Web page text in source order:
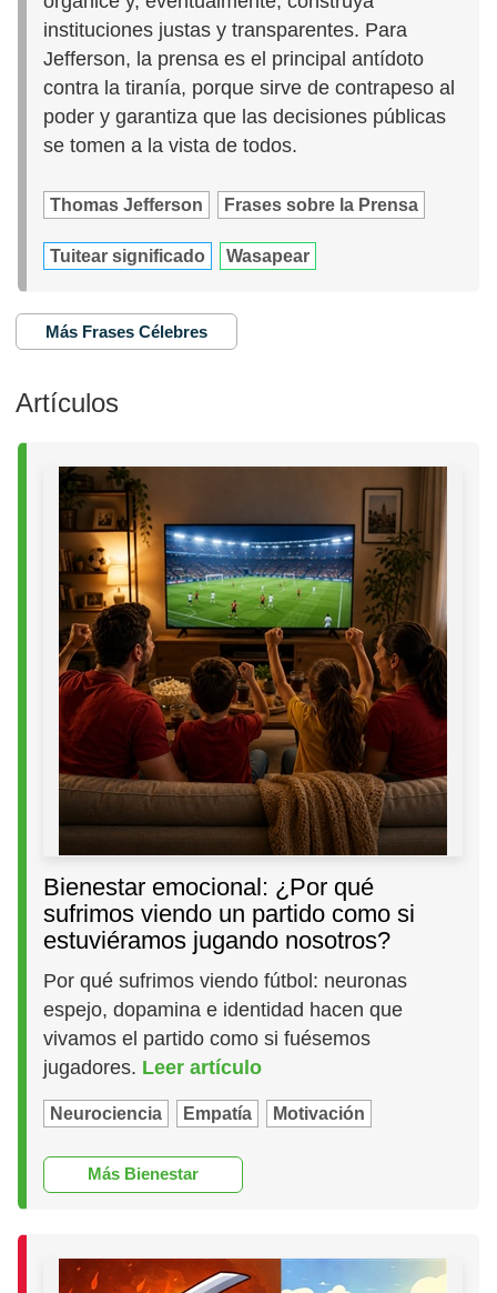
instituciones justas y transparentes. Para
Jefferson, la prensa es el principal antídoto
contra la tiranía, porque sirve de contrapeso al
poder y garantiza que las decisiones públicas
se tomen a la vista de todos.
Thomas Jefferson Frases sobre la Prensa
Tuitear significado Wasapear
Más Frases Célebres
Artículos
Bienestar emocional: ¿Por qué
sufrimos viendo un partido como si
estuviéramos jugando nosotros?
Por qué sufrimos viendo fútbol: neuronas
espejo, dopamina e identidad hacen que
vivamos el partido como si fuésemos
jugadores. Leer artículo
Neurociencia Empatía Motivación
Más Bienestar